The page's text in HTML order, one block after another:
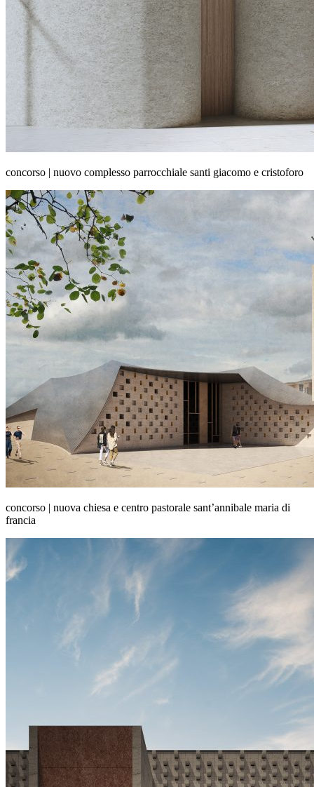
concorso | nuovo complesso parrocchiale santi giacomo e cristoforo
concorso | nuova chiesa e centro pastorale sant’annibale maria di
francia